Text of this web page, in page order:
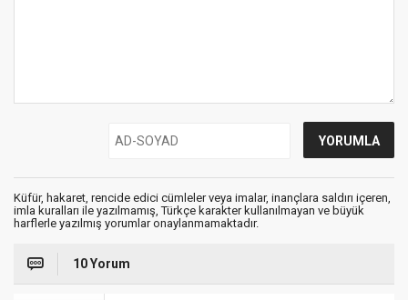
Küfür, hakaret, rencide edici cümleler veya imalar, inançlara saldırı içeren,
imla kuralları ile yazılmamış, Türkçe karakter kullanılmayan ve büyük
harflerle yazılmış yorumlar onaylanmamaktadır.
10 Yorum